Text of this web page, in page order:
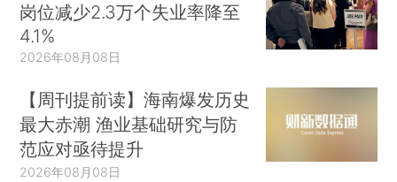
岗位减少2.3万个失业率降至
4.1%
2026年08月08日
【周刊提前读】海南爆发历史
最大赤潮 渔业基础研究与防
范应对亟待提升
2026年08月08日